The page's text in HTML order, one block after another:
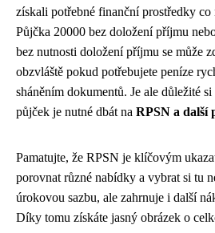
získali potřebné finanční prostředky
Půjčka 20000 bez doložení příjmu
bez nutnosti doložení příjmu se může
obzvláště pokud potřebujete peníze
sháněním dokumentů. Je ale důležité
půjček je nutné dbát na RPSN a další
Pamatujte, že RPSN je klíčovým
porovnat různé nabídky a vybrat si tu
úrokovou sazbu, ale zahrnuje i další
Díky tomu získáte jasný obrázek o